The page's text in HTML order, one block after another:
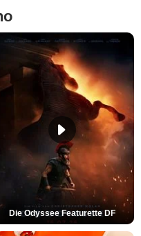
Die Odyssee Featurette DF